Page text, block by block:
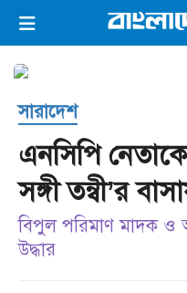
ভিডিও ই-পেপার
প্রচ্ছদ
সর্বশেষ
সব বিভাগ
আর্কাইভ
কনভার্টার
সারাদেশ
এনসিপি
সঙ্গী তন্বী’র
বিপুল পরিমাণ মাদক
উদ্ধার